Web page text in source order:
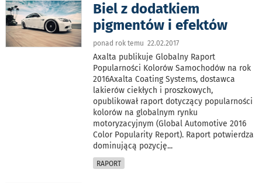
Biel z dodatkiem
pigmentów i efektów
ponad rok temu 22.02.2017
Axalta publikuje Globalny Raport
Popularności Kolorów Samochodów na rok
2016Axalta Coating Systems, dostawca
lakierów ciekłych i proszkowych,
opublikował raport dotyczący popularności
kolorów na globalnym rynku
motoryzacyjnym (Global Automotive 2016
Color Popularity Report). Raport potwierdza
dominującą pozycję...
RAPORT